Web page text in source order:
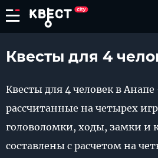
Квесты для 4
Квесты для 4 человек в
рассчитанные на четырех
головоломки, ходы, замки и
составлены с расчетом на